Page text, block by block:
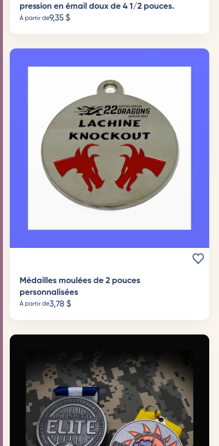
pression en émail doux de 4 1/2 pouces.
À partir de9,35 $
Médailles moulées de 2 pouces
personnalisées
À partir de3,78 $